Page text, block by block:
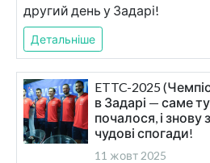
другий день у Задарі!
Детальніше
ETTC-2025
в Задарі — саме
почалося, і знову
чудові спогади!
11 жовт 2025